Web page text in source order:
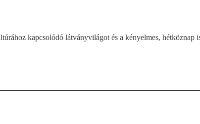
kapcsolódó látványvilágot és a kényelmes, hétköznap